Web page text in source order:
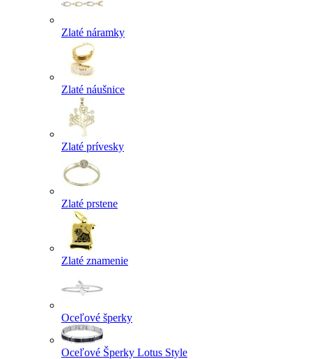
Zlaté náramky
Zlaté náušnice
Zlaté prívesky
Zlaté prstene
Zlaté znamenie
Oceľové šperky
Oceľové Šperky Lotus Style